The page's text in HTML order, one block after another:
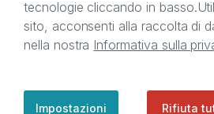
titolare di tutti i diritti di
afferenti ai marchi, loghi e segni
sul sito web. Si invita l’utente a
tecnologie cliccando in basso.
sito, acconsenti alla raccolta di
nella nostra Informativa sulla
Impostazioni Rifiuta